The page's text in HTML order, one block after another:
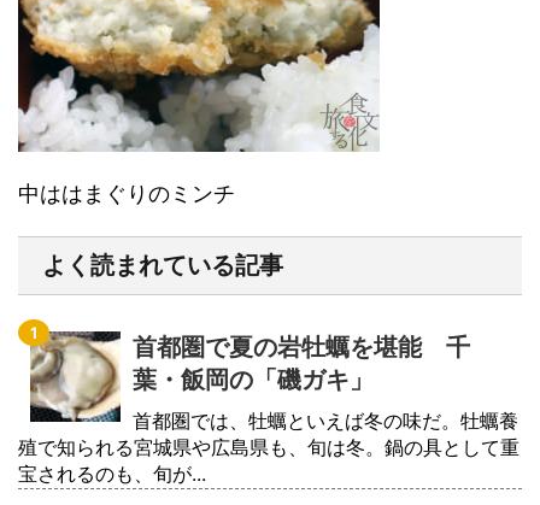
中ははまぐりのミンチ
よく読まれている記事
首都圏で夏の岩牡蠣を堪能 千
葉・飯岡の「磯ガキ」
首都圏では、牡蠣といえば冬の味だ。牡蠣養
殖で知られる宮城県や広島県も、旬は冬。鍋の具として重
宝されるのも、旬が...